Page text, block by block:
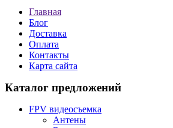
Главная
Блог
Доставка
Оплата
Контакты
Карта сайта
Каталог предложений
FPV видеосъемка
Антены